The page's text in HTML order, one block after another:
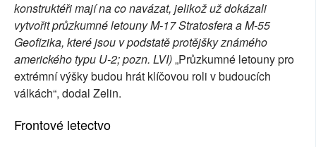
konstruktéři mají na co navázat, jelikož už dokázali
vytvořit průzkumné letouny M-17 Stratosfera a M-55
Geofizika, které jsou v podstatě protějšky známého
amerického typu U-2; pozn. LVI)„Průzkumné letouny pro
extrémní výšky budou hrát klíčovou roli v budoucích
válkách“, dodal Zelin.
Frontové letectvo